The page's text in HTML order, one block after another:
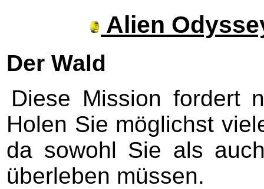
Alien
Der Wald
Diese Mission fordert
Holen Sie möglichst
da sowohl Sie als
überleben müssen.